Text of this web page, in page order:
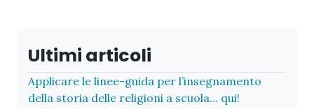
Ultimi articoli
Applicare le linee-guida per l’insegnamento
della storia delle religioni a scuola… qui!